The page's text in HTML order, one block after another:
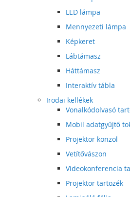
LED lámpa
Mennyezeti lámpa
Képkeret
Lábtámasz
Háttámasz
Interaktív tábla
Irodai kellékek
Vonalkódolvasó
Mobil adatgyűjtő
Projektor konzol
Vetítővászon
Videokonferencia
Projektor tartozék